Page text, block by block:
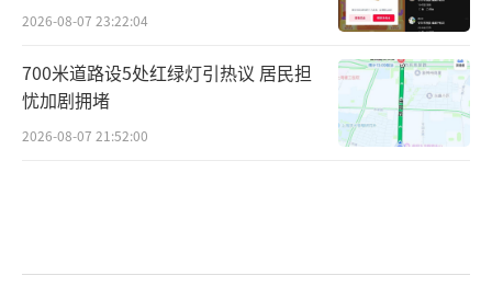
2026-08-07 23:22:04
700米道路设5处红绿灯引热议 居民担
忧加剧拥堵
2026-08-07 21:52:00